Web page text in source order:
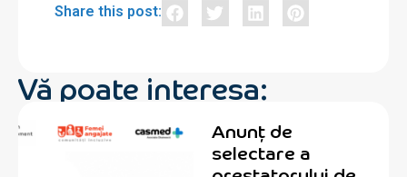
Share this post:
Vă poate interesa:
Anunț de
selectare a